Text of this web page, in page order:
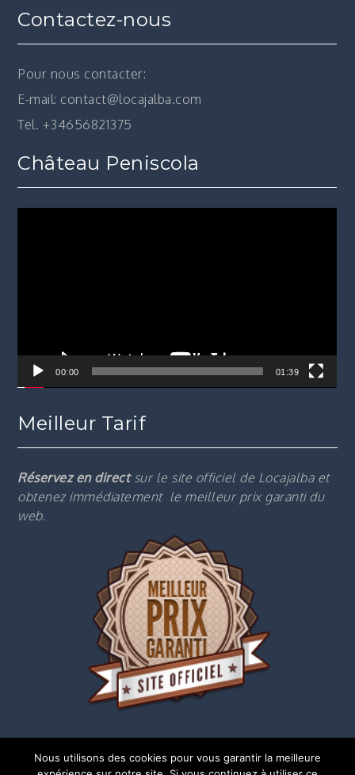
Contactez-nous
Pour nous contacter:
E-mail: contact@locajalba.com
Tel. +34656821375
Château Peniscola
00:00 01:39
Meilleur Tarif
Réservez en directsur le site officiel de Locajalba et
obtenez immédiatement le meilleur prix garanti du
web.
Nous utilisons des cookies pour vous garantir la meilleure